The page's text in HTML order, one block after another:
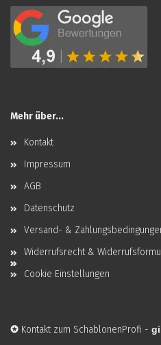
Mehr über...
Kontakt
Impressum
AGB
Datenschutz
Versand- &
Widerrufsrecht &
Cookie Einstellungen
✪ Kontakt zum SchablonenProfi -